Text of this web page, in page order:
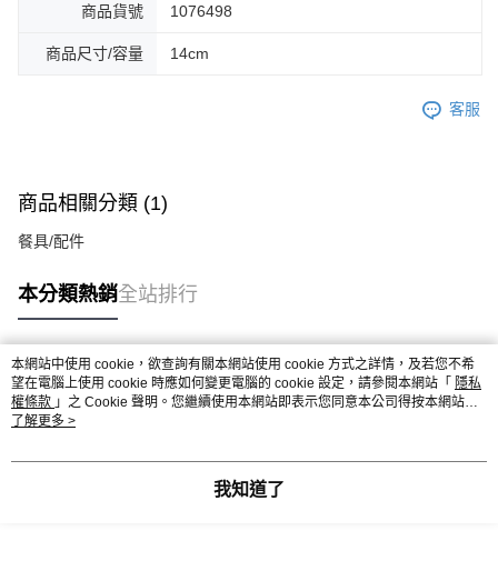
商品貨號 1076498
商品尺寸/容量 14cm
客服
商品相關分類 (1)
餐具/配件
本分類熱銷全站排行
熱門標籤
本網站中使用 cookie，欲查詢有關本網站使用 cookie 方式之詳情，及若您不希
望在電腦上使用 cookie 時應如何變更電腦的 cookie 設定，請參閱本網站「 隱私
權條款 」之 Cookie 聲明。您繼續使用本網站即表示您同意本公司得按本網站使
用條款之 Cookie 聲明使用 cookie。
了解更多 >
我知道了